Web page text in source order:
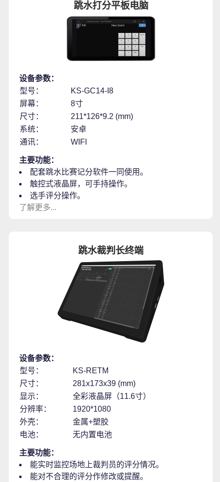
跳水打分平板电脑
设备参数：
型号：
KS-GC14-I8
屏幕：
8寸
尺寸：
211*126*9.2 (mm)
系统：
安卓
通讯：
WIFI
主要功能：
配套跳水比赛记分软件一同使用。
触控式液晶屏，可手持操作。
选手评分操作。
了解更多...
跳水裁判长终端
设备参数：
型号：
KS-RETM
尺寸：
281x173x39 (mm)
显示：
全彩液晶屏（11.6寸）
分辨率：
1920*1080
外壳：
金属+塑胶
电池：
无内置电池
主要功能：
能实时监控场地上裁判员的评分情况。
能对不合理的评分作修改或提醒。